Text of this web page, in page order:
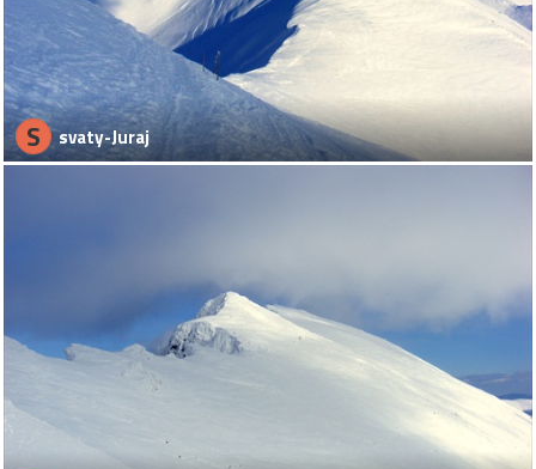
S svaty-Juraj